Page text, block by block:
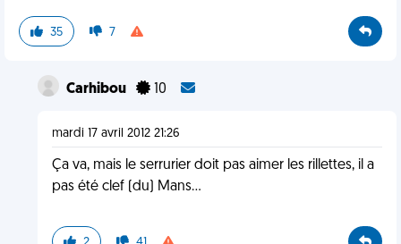
35 7
Carhibou 10
mardi 17 avril 2012 21:26
Ça va, mais le serrurier doit pas aimer les rillettes, il a
pas été clef (du) Mans...